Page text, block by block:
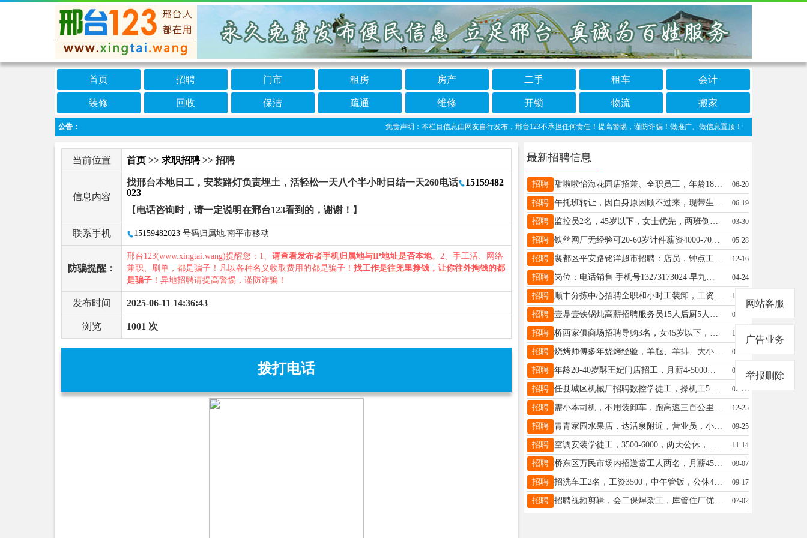
首页 招聘 门市 租房 房产 二手 租车 会计
装修 回收 保洁 疏通 维修 开锁 物流 搬家
公告： 免责声明：本栏目信息由网友自行发布，邢台123不承担任何责任！提高警惕，谨防诈骗！做推广、做信息置顶！请加邢台123客服微信：
当前位置 首页 >> 求职招聘>> 招聘
信息内容
找邢台本地日工，安装路灯负责埋土，活轻松一天八个半小时日结一天260电话
15159482
023
【电话咨询时，请一定说明在邢台123看到的，谢谢！】
联系手机 15159482023 号码归属地:南平市移动
防骗提醒：
邢台123(www.xingtai.wang)提醒您：1、 请查看发布者手机归属地与IP地址是否本地。2、手工活、网络
兼职、刷单，都是骗子！凡以各种名义收取费用的都是骗子！ 找工作是往兜里挣钱，让你往外掏钱的都
是骗子 ！异地招聘请提高警惕，谨防诈骗！
发布时间 2025-06-11 14:36:43
浏览 1001 次
拨打电话
最新招聘信息
招聘 甜啦啦怡海花园店招兼、全职员工，年龄18-30周岁，有责任心、服从安排、有无经验均可电话：18231947686杨店长 06-20
招聘 午托班转让，因自身原因顾不过来，现带生源转让，电话18831967517 06-19
招聘 监控员2名，45岁以下，女士优先，两班倒，业务员数名（平乡巨鹿广宗南和），待遇面议13722906259 03-30
招聘 铁丝网厂无经验可20-60岁计件薪资4000-7000元月准时发薪时间自由包午饭可住宿地址城界村15103399987 05-28
招聘 襄都区平安路铭洋超市招聘：店员，钟点工，薪资3000+。电话：15832969077 12-16
招聘 岗位：电话销售 手机号13273173024 早九晚六 +单双休+ 法定休 办公地点【内丘城区】 04-24
招聘 顺丰分拣中心招聘全职和小时工装卸，工资6.5K-7.5K,时间16点半-4点半，小时工一小时21元19334919394 11-25
招聘 壹鼎壹铁锅炖高薪招聘服务员15人后厨5人工资3000～4000地址肉联厂对面联系电话15227976789 08-17
招聘 桥西家俱商场招聘导购3名，女45岁以下，五官端正，底薪加提成，另招保安两名，联系电话 ：13513290168 11-29
招聘 烧烤师傅多年烧烤经验，羊腿、羊排、大小串，各种蔬菜，各种锡纸，海鲜，合作也可以，干小时也可以☎️17320858281 05-22
招聘 年龄20-40岁酥王妃门店招工，月薪4-5000，月休4天，有五险多个门店就近分配13180558557 05-12
招聘 任县城区机械厂招聘数控学徒工，操机工5名，联系电话13373095222 02-23
招聘 需小本司机，不用装卸车，跑高速三百公里左右，趟结运费，日500+ 电话17331909586 12-25
招聘 青青家园水果店，达活泉附近，营业员，小时工，下岗职工，学生，兼职均可。13244940608 09-25
招聘 空调安装学徒工，3500-6000，两天公休，男，18733973331另招临时工，工资面议 11-14
招聘 桥东区万民市场内招送货工人两名，月薪4500元，有意者联系13229066101 09-07
招聘 招洗车工2名，工资3500，中午管饭，公休4天，联系电话15075977170/18131963163 09-17
招聘 招聘视频剪辑，会二保焊杂工，库管住厂优先，会计，空调维修工、焊薄铁皮及激光焊工，设计师，销售联系17888715341 07-02
网站客服
广告业务
举报删除